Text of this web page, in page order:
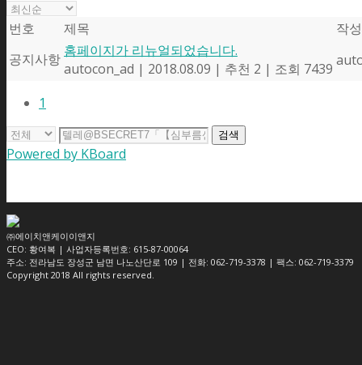
번호 제목
작
공지사항 홈페이지가 리뉴얼되었습니다.
autocon_ad | 2018.08.09 | 추천 2 | 조회 7439
1
검색
Powered by KBoard
㈜에이치앤케이이앤지
CEO: 황여복 | 사업자등록번호: 615-87-00064
주소: 전라남도 장성군 남면 나노산단로 109 | 전화: 062-719-3378 | 팩스: 062-719-3379
Copyright 2018 All rights reserved.